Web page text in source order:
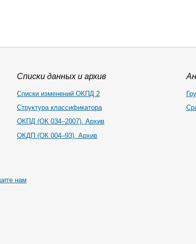
Списки данных и архив
Списки изменений ОКПД 2
Структура классификатора
ОКПД (ОК 034–2007). Архив
ОКДП (ОК 004–93). Архив
нам